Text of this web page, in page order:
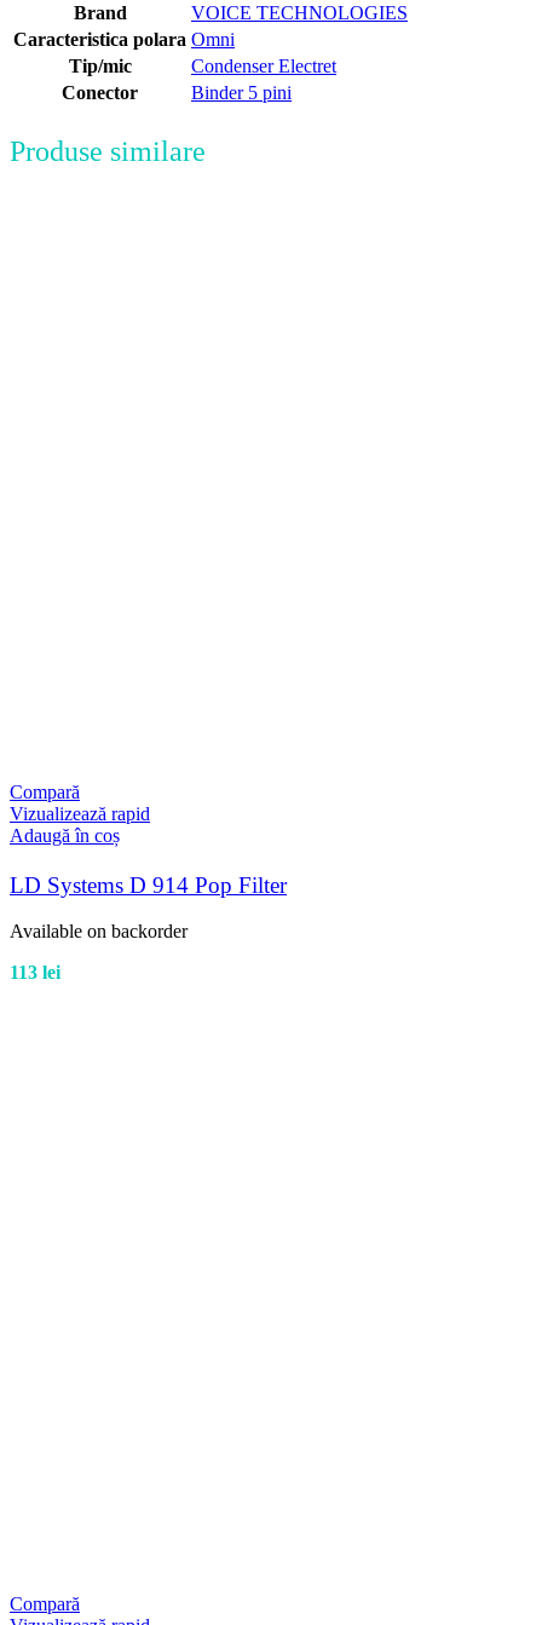
Brand
VOICE TECHNOLOGIES
Caracteristica polara Omni
Tip/mic
Condenser Electret
Conector
Binder 5 pini
Produse similare
Compară
Vizualizează rapid
Adaugă în coș
LD Systems D 914 Pop Filter
Available on backorder
113 lei
Compară